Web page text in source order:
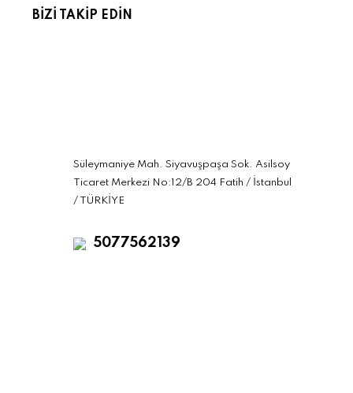
BİZİ TAKİP EDİN
Süleymaniye Mah. Siyavuşpaşa Sok. Asilsoy
Ticaret Merkezi No:12/B 204 Fatih / İstanbul
/ TÜRKİYE
5077562139